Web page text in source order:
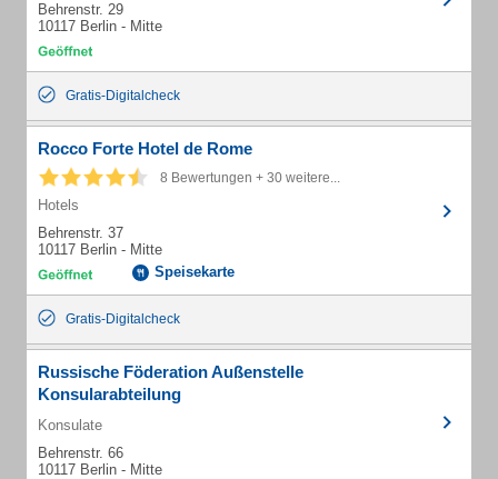
Behrenstr. 29
10117 Berlin - Mitte
Gratis-Digitalcheck
Rocco Forte Hotel de Rome
8 Bewertungen + 30 weitere...
Hotels
Behrenstr. 37
10117 Berlin - Mitte
Speisekarte
Gratis-Digitalcheck
Russische Föderation Außenstelle
Konsularabteilung
Konsulate
Behrenstr. 66
10117 Berlin - Mitte